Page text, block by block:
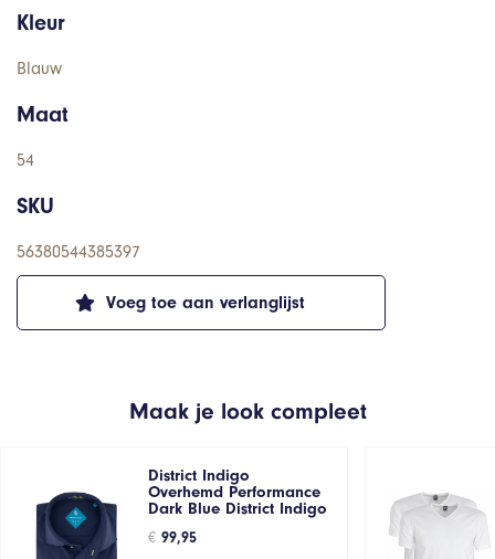
Voeg toe aan verlanglijst
Kleur
Blauw
Maat
54
SKU
56380544385397
Maak je look compleet
District Indigo
Overhemd Performance
Dark Blue District Indigo
€ 99,95